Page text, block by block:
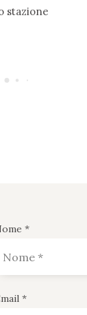
stazione
*
*